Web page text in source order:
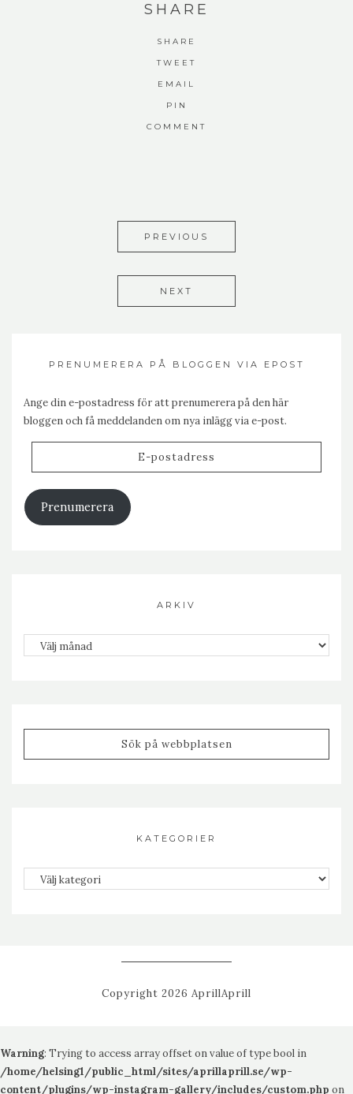
SHARE
SHARE
TWEET
EMAIL
PIN
COMMENT
PREVIOUS
NEXT
PRENUMERERA PÅ BLOGGEN VIA EPOST
Ange din e-postadress för att prenumerera på den här
bloggen och få meddelanden om nya inlägg via e-post.
Prenumerera
ARKIV
Arkiv
KATEGORIER
Kategorier
Copyright 2026 AprillAprill
Warning: Trying to access array offset on value of type bool in
/home/helsing1/public_html/sites/aprillaprill.se/wp-
content/plugins/wp-instagram-gallery/includes/custom.php on